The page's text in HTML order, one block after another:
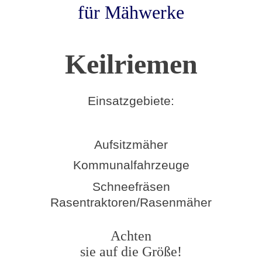
für Mähwerke
Keilriemen
Einsatzgebiete:
Aufsitzmäher
Kommunalfahrzeuge
Schneefräsen
Rasentraktoren/Rasenmäher
Achten
sie auf die Größe!